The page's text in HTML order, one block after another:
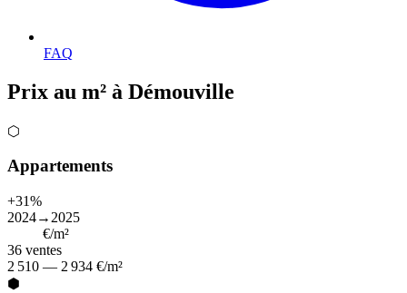
FAQ
Prix au m² à Démouville
⬡
Appartements
+31%
2024→2025
€/m²
36 ventes
2 510 — 2 934 €/m²
⬢